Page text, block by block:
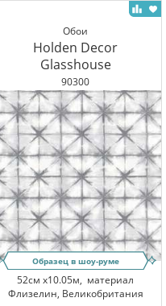
Обои
Holden Decor
Glasshouse
90300
Образец в шоу-руме
52см x10.05м, материал
Флизелин, Великобритания